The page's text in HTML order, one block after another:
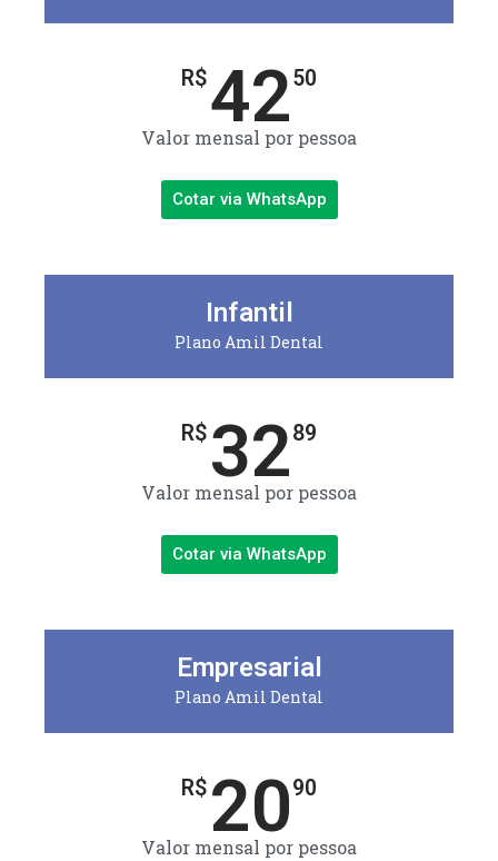
R$4250
Valor mensal por pessoa
Cotar via WhatsApp
Infantil
Plano Amil Dental
R$ 3289
Valor mensal por pessoa
Cotar via WhatsApp
Empresarial
Plano Amil Dental
R$ 2090
Valor mensal por pessoa